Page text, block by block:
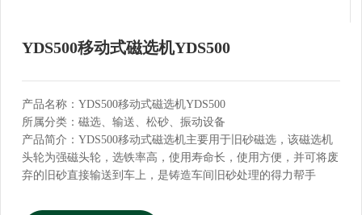
YDS500移动式磁选机YDS500
产品名称：YDS500移动式磁选机YDS500
所属分类：磁选、输送、松砂、振动设备
产品简介：YDS500移动式磁选机主要用于旧砂磁选，该磁选机
头轮为强磁头轮，选铁率高，使用寿命长，使用方便，并可将废
弃的旧砂直接输送到车上，是铸造车间旧砂处理的得力帮手